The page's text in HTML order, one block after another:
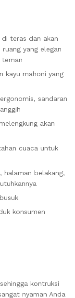
teras dan akan
yang elegan
teman
kayu mahoni yang
sandaran
akan
cuaca untuk
halaman belakang,
konsumen
kontruksi
nyaman Anda